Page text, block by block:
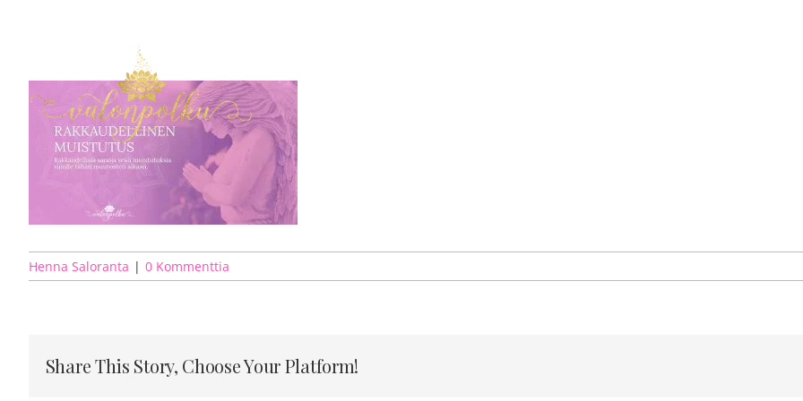
Henna Saloranta | 0 Kommenttia
Share This Story, Choose Your Platform!